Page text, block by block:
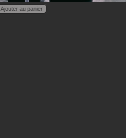
Ajouter au panier